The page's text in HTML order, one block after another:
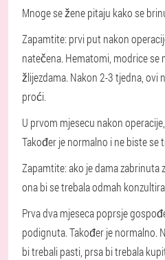
Mnoge se žene pitaju kako se
Zapamtite: prvi put nakon
natečena. Hematomi, modrice
žlijezdama. Nakon 2-3 tjedna,
proći.
U prvom mjesecu nakon
Također je normalno i ne biste se
Zapamtite: ako je dama zabrinuta
ona bi se trebala odmah
Prva dva mjeseca poprsje
podignuta. Također je normalno.
bi trebali pasti, prsa bi trebala